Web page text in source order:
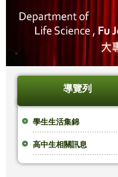
導覽列
學生生活集錦
高中生相關訊息